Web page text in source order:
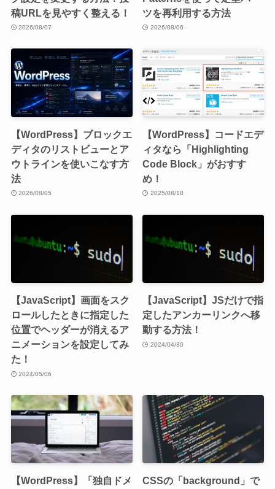
稿URLを見やすく整える！
2026/08/07
ツを再利用する方法
2026/08/06
【WordPress】ブロックエ
ディタのリストビューとア
ウトラインを使いこなす方
法
2026/08/05
【WordPress】コードエデ
ィタなら「Highlighting
Code Block」がおすす
め！
2025/08/18
【JavaScript】画面をスク
ロールしたときに指定した
位置でヘッダーが消えるア
ニメーションを設定してみ
た！
2024/05/06
【JavaScript】JSだけで指
定したアンカーリンクへ移
動する方法！
2024/04/30
【WordPress】「独自ドメ
CSSの「background」で